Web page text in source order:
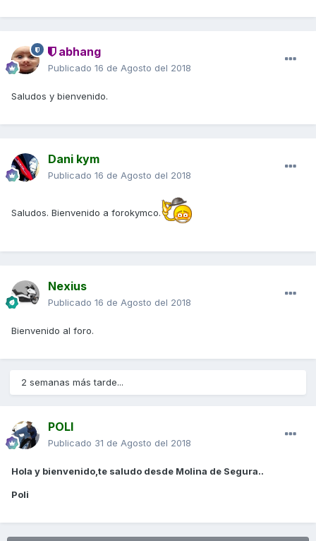
abhang
Publicado 16 de Agosto del 2018
Saludos y bienvenido.
Dani kym
Publicado 16 de Agosto del 2018
Saludos. Bienvenido a forokymco.
Nexius
Publicado 16 de Agosto del 2018
Bienvenido al foro.
2 semanas más tarde...
POLI
Publicado 31 de Agosto del 2018
Hola y bienvenido,te saludo desde Molina de Segura..
Poli